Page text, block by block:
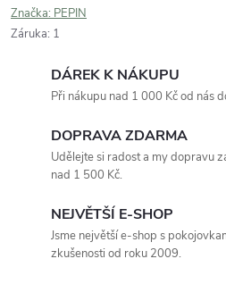
Značka: PEPIN
Záruka: 1
DÁREK K NÁKUPU
Při nákupu nad 1 000 Kč od nás
DOPRAVA ZDARMA
Udělejte si radost a my dopravu
nad 1 500 Kč.
NEJVĚTŠÍ E-SHOP
Jsme největší e-shop s
zkušenosti od roku 2009.